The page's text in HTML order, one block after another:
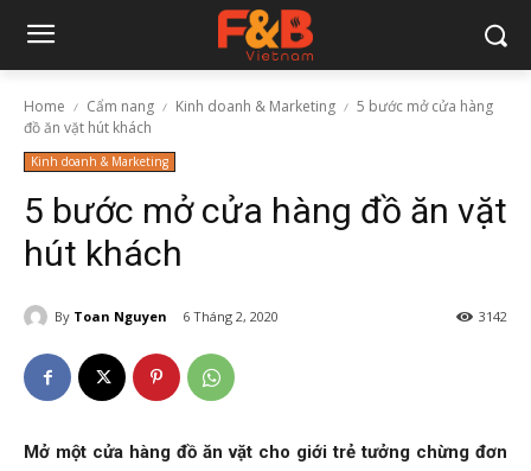
Home Cẩm nang Kinh doanh & Marketing
5 bước mở cửa hàng
đồ ăn vặt hút khách
Kinh doanh & Marketing
5 bước mở cửa hàng đồ ăn vặt
hút khách
By Toan Nguyen 6 Tháng 2, 2020 3142
Mở một cửa hàng đồ ăn vặt cho giới trẻ tưởng chừng đơn